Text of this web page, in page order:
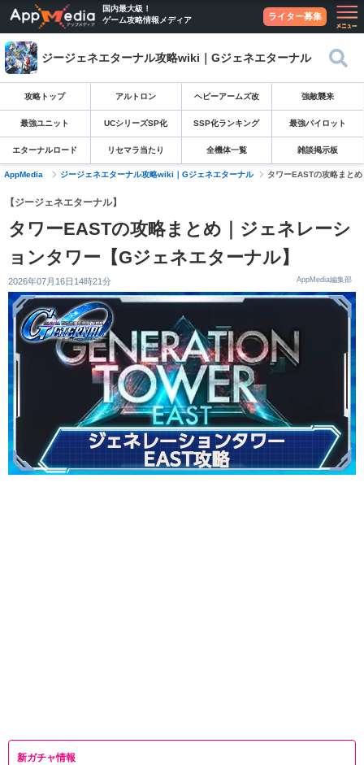
国内最大級！
ゲーム攻略情報メディア
ライター募集
ジージェネエターナル攻略wiki｜Gジェネエターナル
攻略トップ アルトロン ヘビーアームズ改 強敵襲来
最強ユニット UCシリーズSP化 SSP化ランキング 最強パイロット
エターナルロード リセマラ当たり 全機体一覧 雑談掲示板
AppMedia ジージェネエターナル攻略wiki｜Gジェネエターナル タワーEASTの攻略まと
【ジージェネエターナル】
タワーEASTの攻略まとめ｜ジェネレーシ
ョンタワー【Gジェネエターナル】
2026年07月16日14時21分 AppMedia編集部
新ガチャ情報